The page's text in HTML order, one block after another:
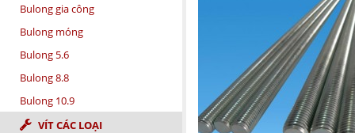
Bulong gia công
Bulong móng
Bulong 5.6
Bulong 8.8
Bulong 10.9
VÍT CÁC LOẠI